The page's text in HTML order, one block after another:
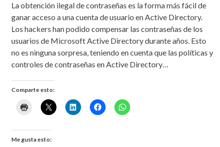
La obtención ilegal de contraseñas es la forma más fácil de
ganar acceso a una cuenta de usuario en Active Directory.
Los hackers han podido compensar las contraseñas de los
usuarios de Microsoft Active Directory durante años. Esto
no es ninguna sorpresa, teniendo en cuenta que las políticas y
controles de contraseñas en Active Directory…
Comparte esto:
Me gusta esto: